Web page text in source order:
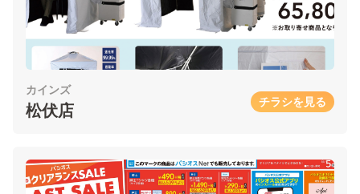
カインズ
松伏店 チラシを見る